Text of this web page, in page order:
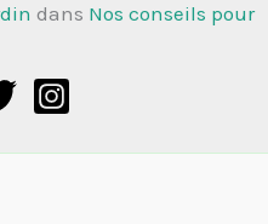
dans Nos conseils pour